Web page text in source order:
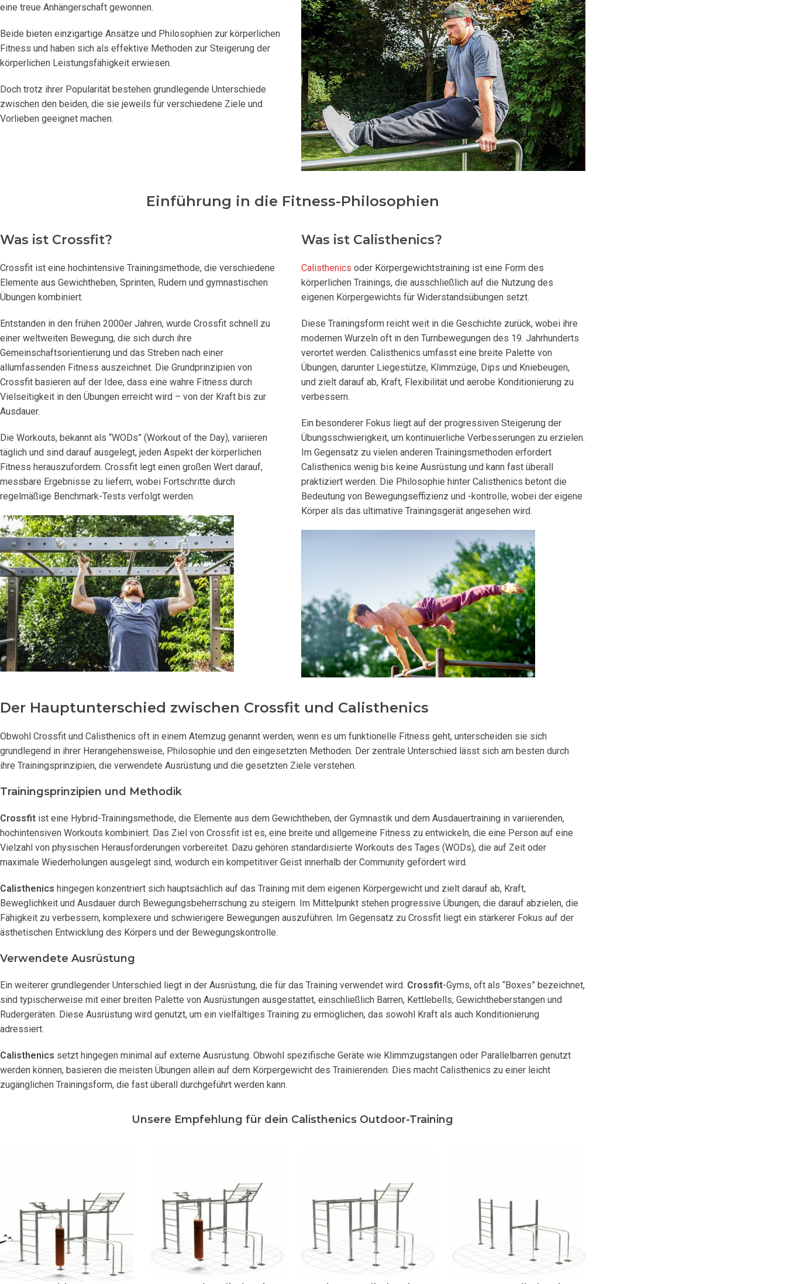
eine treue Anhängerschaft gewonnen.
Beide bieten einzigartige Ansätze und Philosophien zur körperlichen
Fitness und haben sich als effektive Methoden zur Steigerung der
körperlichen Leistungsfähigkeit erwiesen.
Doch trotz ihrer Popularität bestehen grundlegende Unterschiede
zwischen den beiden, die sie jeweils für verschiedene Ziele und
Vorlieben geeignet machen.
Einführung in die Fitness-Philosophien
Was ist Crossfit?
Crossfit ist eine hochintensive Trainingsmethode, die verschiedene
Elemente aus Gewichtheben, Sprinten, Rudern und gymnastischen
Übungen kombiniert.
Entstanden in den frühen 2000er Jahren, wurde Crossfit schnell zu
einer weltweiten Bewegung, die sich durch ihre
Gemeinschaftsorientierung und das Streben nach einer
allumfassenden Fitness auszeichnet. Die Grundprinzipien von
Crossfit basieren auf der Idee, dass eine wahre Fitness durch
Vielseitigkeit in den Übungen erreicht wird – von der Kraft bis zur
Ausdauer.
Die Workouts, bekannt als “WODs” (Workout of the Day), variieren
täglich und sind darauf ausgelegt, jeden Aspekt der körperlichen
Fitness herauszufordern. Crossfit legt einen großen Wert darauf,
messbare Ergebnisse zu liefern, wobei Fortschritte durch
regelmäßige Benchmark-Tests verfolgt werden.
Was ist Calisthenics?
Calisthenics oder Körpergewichtstraining ist eine Form des
körperlichen Trainings, die ausschließlich auf die Nutzung des
eigenen Körpergewichts für Widerstandsübungen setzt.
Diese Trainingsform reicht weit in die Geschichte zurück, wobei ihre
modernen Wurzeln oft in den Turnbewegungen des 19. Jahrhunderts
verortet werden. Calisthenics umfasst eine breite Palette von
Übungen, darunter Liegestütze, Klimmzüge, Dips und Kniebeugen,
und zielt darauf ab, Kraft, Flexibilität und aerobe Konditionierung zu
verbessern.
Ein besonderer Fokus liegt auf der progressiven Steigerung der
Übungsschwierigkeit, um kontinuierliche Verbesserungen zu erzielen.
Im Gegensatz zu vielen anderen Trainingsmethoden erfordert
Calisthenics wenig bis keine Ausrüstung und kann fast überall
praktiziert werden. Die Philosophie hinter Calisthenics betont die
Bedeutung von Bewegungseffizienz und -kontrolle, wobei der eigene
Körper als das ultimative Trainingsgerät angesehen wird.
Der Hauptunterschied zwischen Crossfit und Calisthenics
Obwohl Crossfit und Calisthenics oft in einem Atemzug genannt werden, wenn es um funktionelle Fitness geht, unterscheiden sie sich
grundlegend in ihrer Herangehensweise, Philosophie und den eingesetzten Methoden. Der zentrale Unterschied lässt sich am besten durch
ihre Trainingsprinzipien, die verwendete Ausrüstung und die gesetzten Ziele verstehen.
Trainingsprinzipien und Methodik
Crossfit ist eine Hybrid-Trainingsmethode, die Elemente aus dem Gewichtheben, der Gymnastik und dem Ausdauertraining in variierenden,
hochintensiven Workouts kombiniert. Das Ziel von Crossfit ist es, eine breite und allgemeine Fitness zu entwickeln, die eine Person auf eine
Vielzahl von physischen Herausforderungen vorbereitet. Dazu gehören standardisierte Workouts des Tages (WODs), die auf Zeit oder
maximale Wiederholungen ausgelegt sind, wodurch ein kompetitiver Geist innerhalb der Community gefördert wird.
Calisthenics hingegen konzentriert sich hauptsächlich auf das Training mit dem eigenen Körpergewicht und zielt darauf ab, Kraft,
Beweglichkeit und Ausdauer durch Bewegungsbeherrschung zu steigern. Im Mittelpunkt stehen progressive Übungen, die darauf abzielen, die
Fähigkeit zu verbessern, komplexere und schwierigere Bewegungen auszuführen. Im Gegensatz zu Crossfit liegt ein stärkerer Fokus auf der
ästhetischen Entwicklung des Körpers und der Bewegungskontrolle.
Verwendete Ausrüstung
Ein weiterer grundlegender Unterschied liegt in der Ausrüstung, die für das Training verwendet wird. Crossfit-Gyms, oft als “Boxes” bezeichnet,
sind typischerweise mit einer breiten Palette von Ausrüstungen ausgestattet, einschließlich Barren, Kettlebells, Gewichtheberstangen und
Rudergeräten. Diese Ausrüstung wird genutzt, um ein vielfältiges Training zu ermöglichen, das sowohl Kraft als auch Konditionierung
adressiert.
Calisthenics setzt hingegen minimal auf externe Ausrüstung. Obwohl spezifische Geräte wie Klimmzugstangen oder Parallelbarren genutzt
werden können, basieren die meisten Übungen allein auf dem Körpergewicht des Trainierenden. Dies macht Calisthenics zu einer leicht
zugänglichen Trainingsform, die fast überall durchgeführt werden kann.
Unsere Empfehlung für dein Calisthenics Outdoor-Training